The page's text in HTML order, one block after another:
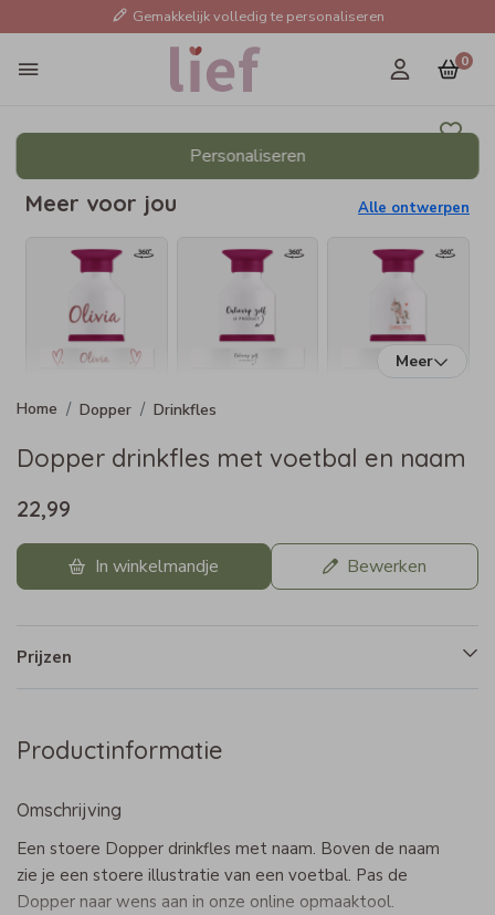
Gemakkelijk volledig te personaliseren
0
Personaliseren
Meer voor jou Alle ontwerpen
Meer
Dopper Drinkfles
Dopper drinkfles met voetbal en naam
22,99
In winkelmandje Bewerken
Prijzen
Productinformatie
Omschrijving
Een stoere Dopper drinkfles met naam. Boven de naam
zie je een stoere illustratie van een voetbal. Pas de
Dopper naar wens aan in onze online opmaaktool.